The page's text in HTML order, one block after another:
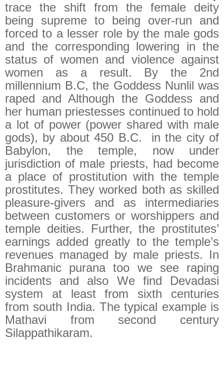
trace the shift from the female deity
being supreme to being over-run and
forced to a lesser role by the male gods
and the corresponding lowering in the
status of women and violence against
women as a result. By the 2nd
millennium B.C, the Goddess Nunlil was
raped and Although the Goddess and
her human priestesses continued to hold
a lot of power (power shared with male
gods), by about 450 B.C.
in the city of
Babylon, the temple, now under
jurisdiction of male priests, had become
a place of prostitution with the temple
prostitutes. They worked both as skilled
pleasure-givers and as intermediaries
between customers or worshippers and
temple deities. Further, the prostitutes’
earnings added greatly to the temple’s
revenues managed by male priests. In
Brahmanic purana too we see raping
incidents and also We find Devadasi
system at least from sixth centuries
from south India. The typical example is
Mathavi from second century
Silappathikaram.